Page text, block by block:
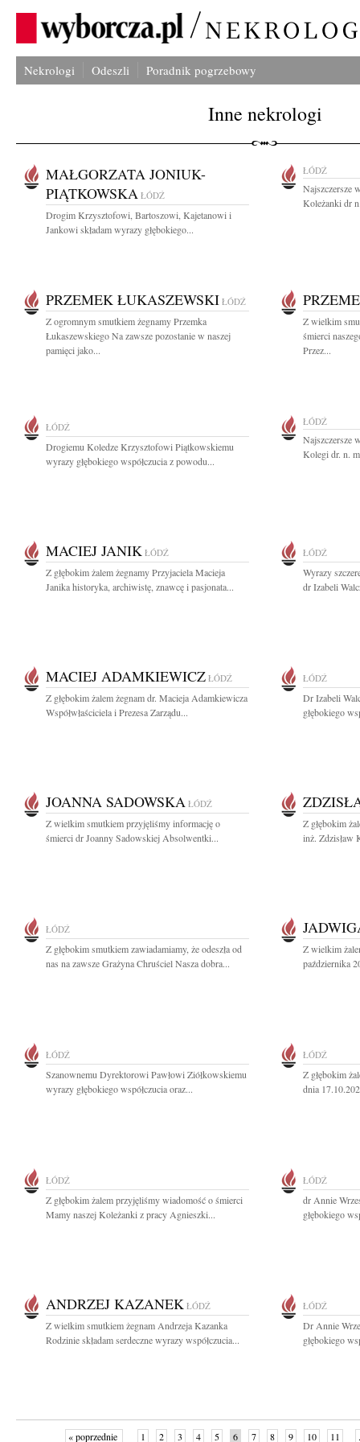
Nekrologi Odeszli Poradnik pogrzebowy
Inne nekrologi
MAŁGORZATA JONIUK-
PIĄTKOWSKA ŁÓDŹ
Drogim Krzysztofowi, Bartoszowi, Kajetanowi i
Jankowi składam wyrazy głębokiego...
ŁÓDŹ
Najszczersze
Koleżanki dr
PRZEMEK ŁUKASZEWSKI ŁÓDŹ
Z ogromnym smutkiem żegnamy Przemka
Łukaszewskiego Na zawsze pozostanie w naszej
pamięci jako...
Z wielkim
śmierci
Przez...
ŁÓDŹ
Drogiemu Koledze Krzysztofowi Piątkowskiemu
wyrazy głębokiego współczucia z powodu...
ŁÓDŹ
Najszczersze
Kolegi dr. n.
MACIEJ JANIK ŁÓDŹ
Z głębokim żalem żegnamy Przyjaciela Macieja
Janika historyka, archiwistę, znawcę i pasjonata...
ŁÓDŹ
Wyrazy
dr Izabeli
MACIEJ ADAMKIEWICZ ŁÓDŹ
Z głębokim żalem żegnam dr. Macieja Adamkiewicza
Współwłaściciela i Prezesa Zarządu...
ŁÓDŹ
Dr Izabeli
głębokiego
JOANNA SADOWSKA ŁÓDŹ
Z wielkim smutkiem przyjęliśmy informację o
śmierci dr Joanny Sadowskiej Absolwentki...
Z głębokim
inż. Zdzisław
ŁÓDŹ
Z głębokim smutkiem zawiadamiamy, że odeszła od
nas na zawsze Grażyna Chruściel Nasza dobra...
Z wielkim
października
ŁÓDŹ
Szanownemu Dyrektorowi Pawłowi Ziółkowskiemu
wyrazy głębokiego współczucia oraz...
ŁÓDŹ
Z głębokim
dnia
ŁÓDŹ
Z głębokim żalem przyjęliśmy wiadomość o śmierci
Mamy naszej Koleżanki z pracy Agnieszki...
ŁÓDŹ
dr Annie
głębokiego
ANDRZEJ KAZANEK ŁÓDŹ
Z wielkim smutkiem żegnam Andrzeja Kazanka
Rodzinie składam serdeczne wyrazy współczucia...
ŁÓDŹ
Dr Annie
głębokiego
« poprzednie 1 2 3 4 5 6 7 8 9 10 11